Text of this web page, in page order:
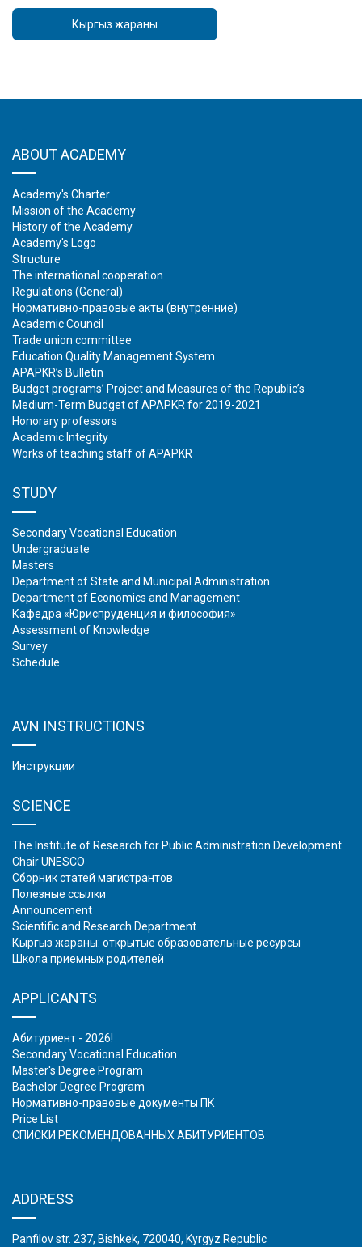
Кыргыз жараны
ABOUT ACADEMY
Academy's Charter
Mission of the Academy
History of the Academy
Academy's Logo
Structure
The international cooperation
Regulations (General)
Нормативно-правовые акты (внутренние)
Academic Council
Trade union committee
Education Quality Management System
APAPKR’s Bulletin
Budget programs’ Project and Measures of the Republic’s
Medium-Term Budget of APAPKR for 2019-2021
Honorary professors
Academic Integrity
Works of teaching staff of APAPKR
STUDY
Secondary Vocational Education
Undergraduate
Masters
Department of State and Municipal Administration
Department of Economics and Management
Кафедра «Юриспруденция и философия»
Assessment of Knowledge
Survey
Schedule
AVN INSTRUCTIONS
Инструкции
SCIENCE
The Institute of Research for Public Administration Development
Chair UNESCO
Сборник статей магистрантов
Полезные ссылки
Аnnouncement
Scientific and Research Department
Кыргыз жараны: открытые образовательные ресурсы
Школа приемных родителей
APPLICANTS
Абитуриент - 2026!
Secondary Vocational Education
Master's Degree Program
Bachelor Degree Program
Нормативно-правовые документы ПК
Price List
СПИСКИ РЕКОМЕНДОВАННЫХ АБИТУРИЕНТОВ
ADDRESS
Panfilov str. 237, Bishkek, 720040, Kyrgyz Republic